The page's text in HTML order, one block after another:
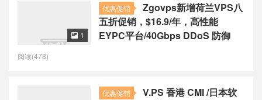
优惠促销
Zgovps新增荷兰VPS八
五折促销，$16.9/年，高性能
EYPC平台/40Gbps DDoS 防御
 1
阅读(478)
优惠促销
V.PS 香港 CMI /日本软